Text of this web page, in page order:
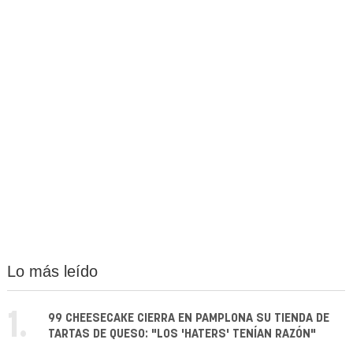
Lo más leído
1.
99 CHEESECAKE CIERRA EN PAMPLONA SU TIENDA DE
TARTAS DE QUESO: "LOS 'HATERS' TENÍAN RAZÓN"